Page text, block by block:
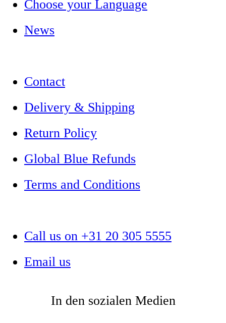
Choose your Language
News
Contact
Delivery & Shipping
Return Policy
Global Blue Refunds
Terms and Conditions
Call us on +31 20 305 5555
Email us
In den sozialen Medien